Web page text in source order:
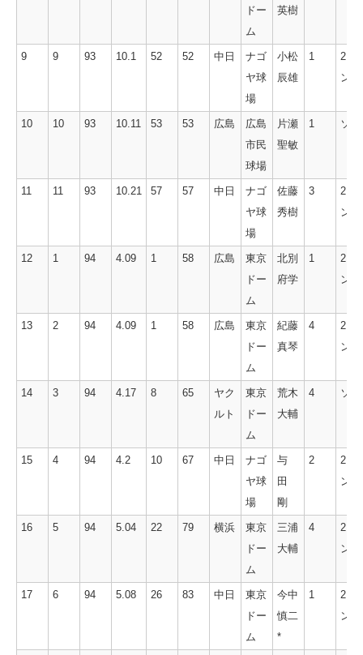
ドー
ム
英樹
9 9 93 10.1 52 52 中日
ナゴ
ヤ球
場
小松
辰雄
1
2ラ
ン
10 10 93 10.11 53 53 広島
広島
市民
球場
片瀬
聖敏
1 ソロ
11 11 93 10.21 57 57 中日
ナゴ
ヤ球
場
佐藤
秀樹
3
2ラ
ン
12 1 94 4.09 1 58 広島
東京
ドー
ム
北別
府学
1
2ラ
ン
13 2 94 4.09 1 58 広島
東京
ドー
ム
紀藤
真琴
4
2ラ
ン
14 3 94 4.17 8 65
ヤク
ルト
東京
ドー
ム
荒木
大輔
4 ソロ
15 4 94 4.2 10 67 中日
ナゴ
ヤ球
場
与
田
剛
2
2ラ
ン
16 5 94 5.04 22 79 横浜
東京
ドー
ム
三浦
大輔
4
2ラ
ン
17 6 94 5.08 26 83 中日
東京
ドー
ム
今中
慎二
*
1
2ラ
ン